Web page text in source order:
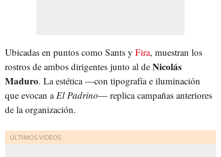
Ubicadas en puntos como Sants y Fira, muestran los
rostros de ambos dirigentes junto al de Nicolás
Maduro. La estética —con tipografía e iluminación
que evocan a El Padrino— replica campañas anteriores
de la organización.